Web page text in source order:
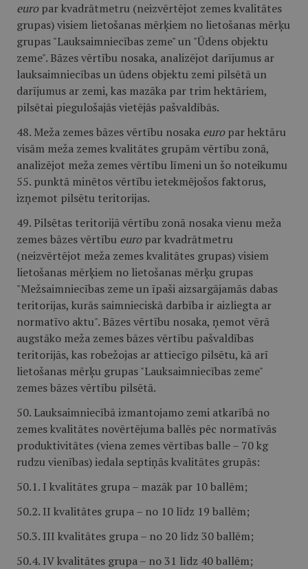
europar kvadrātmetru (neizvērtējot zemes kvalitātes
grupas) visiem lietošanas mērķiem no lietošanas mērķu
grupas "Lauksaimniecības zeme" un "Ūdens objektu
zeme". Bāzes vērtību nosaka, analizējot darījumus ar
lauksaimniecības un ūdens objektu zemi pilsētā un
darījumus ar zemi, kas mazāka par trim hektāriem,
pilsētai piegulošajās vietējās pašvaldībās.
48. Meža zemes bāzes vērtību nosaka europar hektāru
visām meža zemes kvalitātes grupām vērtību zonā,
analizējot meža zemes vērtību līmeni un šo noteikumu
55. punktā minētos vērtību ietekmējošos faktorus,
izņemot pilsētu teritorijas.
49. Pilsētas teritorijā vērtību zonā nosaka vienu meža
zemes bāzes vērtību europar kvadrātmetru
(neizvērtējot meža zemes kvalitātes grupas) visiem
lietošanas mērķiem no lietošanas mērķu grupas
"Mežsaimniecības zeme un īpaši aizsargājamās dabas
teritorijas, kurās saimnieciskā darbība ir aizliegta ar
normatīvo aktu". Bāzes vērtību nosaka, ņemot vērā
augstāko meža zemes bāzes vērtību pašvaldības
teritorijās, kas robežojas ar attiecīgo pilsētu, kā arī
lietošanas mērķu grupas "Lauksaimniecības zeme"
zemes bāzes vērtību pilsētā.
50. Lauksaimniecībā izmantojamo zemi atkarībā no
zemes kvalitātes novērtējuma ballēs pēc normatīvās
produktivitātes (viena zemes vērtības balle – 70 kg
rudzu vienības) iedala septiņās kvalitātes grupās:
50.1. I kvalitātes grupa – mazāk par 10 ballēm;
50.2. II kvalitātes grupa – no 10 līdz 19 ballēm;
50.3. III kvalitātes grupa – no 20 līdz 30 ballēm;
50.4. IV kvalitātes grupa – no 31 līdz 40 ballēm;